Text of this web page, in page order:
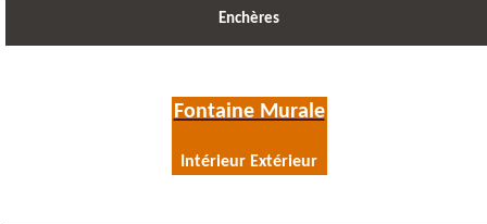
Enchères
Fontaine Murale
Intérieur Extérieur